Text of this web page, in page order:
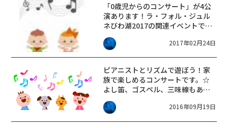
「0歳児からのコンサート」が4公
演あります！ラ・フォル・ジュル
ネびわ湖2017の関連イベントで
す！「☆一般1000円、18歳以下
500円、膝上鑑賞無料2017年02月24日
ピアニストとリズムで遊ぼう！家
族で楽しめるコンサートです。☆
よし笛、ゴスペル、三味線もあり
ます！
2016年09月19日